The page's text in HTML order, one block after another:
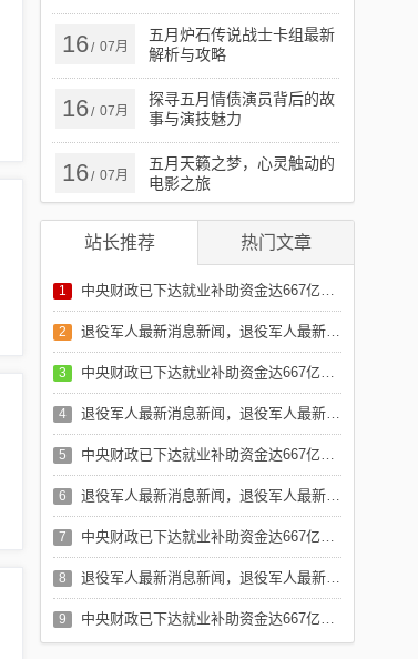
16/ 07月
五月炉石传说战士卡组最新
解析与攻略
16/ 07月
探寻五月情债演员背后的故
事与演技魅力
16/ 07月
五月天籁之梦，心灵触动的
电影之旅
站长推荐 热门文章
1 中央财政已下达就业补助资金达667亿元，助力稳定就业局势，推动经济高质量发展，中央财政下达667亿元就业补助资金，助力稳定就业局势，促进经济高质量发展
2 退役军人最新消息新闻，退役军人最新动态报道
3 中央财政已下达就业补助资金达667亿元，助力稳定就业局势，推动经济高质量发展，中央财政下达667亿元就业补助资金，助力稳定就业局势，促进经济高质量发展
4 退役军人最新消息新闻，退役军人最新动态报道
5 中央财政已下达就业补助资金达667亿元，助力稳定就业局势，推动经济高质量发展，中央财政下达667亿元就业补助资金，助力稳定就业局势，促进经济高质量发展
6 退役军人最新消息新闻，退役军人最新动态报道
7 中央财政已下达就业补助资金达667亿元，助力稳定就业局势，推动经济高质量发展，中央财政下达667亿元就业补助资金，助力稳定就业局势，促进经济高质量发展
8 退役军人最新消息新闻，退役军人最新动态报道
9 中央财政已下达就业补助资金达667亿元，助力稳定就业局势，推动经济高质量发展，中央财政下达667亿元就业补助资金，助力稳定就业局势，促进经济高质量发展